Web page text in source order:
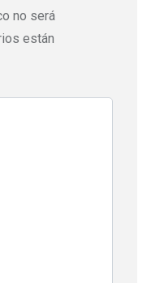
no será
están